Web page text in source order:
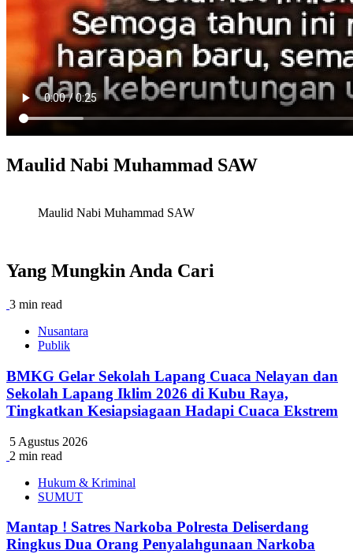
Maulid Nabi Muhammad SAW
Maulid Nabi Muhammad SAW
Yang Mungkin Anda Cari
3 min read
Nusantara
Publik
BMKG Gelar Sekolah Lapang Cuaca Nelayan dan
Sekolah Lapang Iklim 2026 di Kubu Raya,
Tingkatkan Kesiapsiagaan Hadapi Cuaca Ekstrem
5 Agustus 2026
2 min read
Hukum & Kriminal
SUMUT
Mantap ! Satres Narkoba Polresta Deliserdang
Ringkus Dua Orang Penyalahgunaan Narkoba